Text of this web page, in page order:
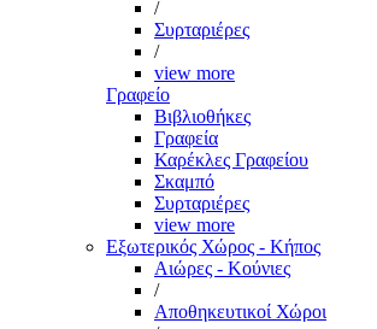
/
Συρταριέρες
/
view more
Γραφείο
Βιβλιοθήκες
Γραφεία
Καρέκλες Γραφείου
Σκαμπό
Συρταριέρες
view more
Εξωτερικός Χώρος - Κήπος
Αιώρες - Κούνιες
/
Αποθηκευτικοί Χώροι